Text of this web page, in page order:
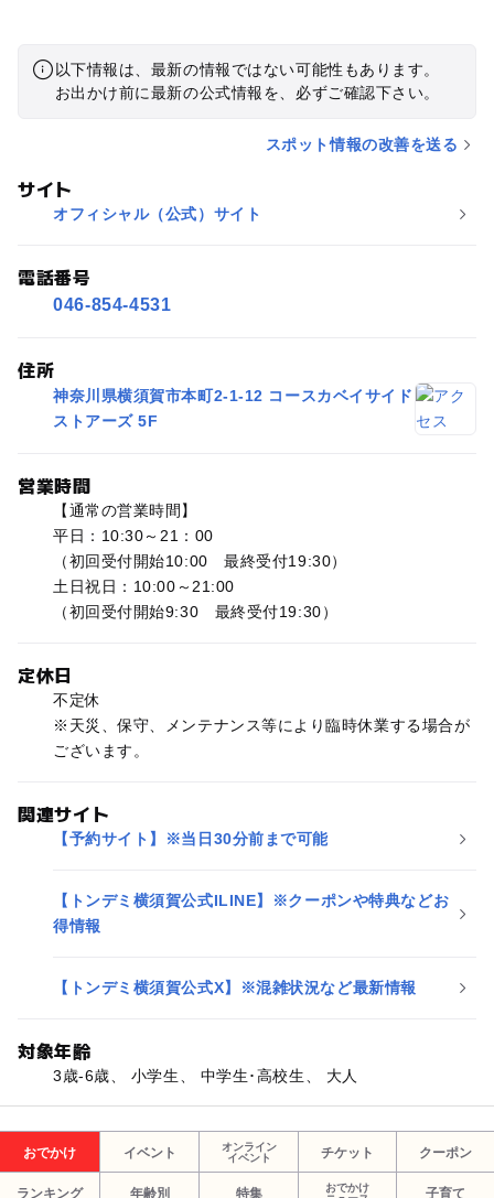
以下情報は、最新の情報ではない可能性もあります。
お出かけ前に最新の公式情報を、必ずご確認下さい。
スポット情報の改善を送る
サイト
オフィシャル（公式）サイト
電話番号
046-854-4531
住所
神奈川県横須賀市本町2-1-12 コースカベイサイド
ストアーズ 5F
営業時間
【通常の営業時間】
平日：10:30～21：00
（初回受付開始10:00 最終受付19:30）
土日祝日：10:00～21:00
（初回受付開始9:30 最終受付19:30）
定休日
不定休
※天災、保守、メンテナンス等により臨時休業する場合が
ございます。
関連サイト
【予約サイト】※当日30分前まで可能
【トンデミ横須賀公式ILINE】※クーポンや特典などお
得情報
【トンデミ横須賀公式X】※混雑状況など最新情報
対象年齢
3歳-6歳、 小学生、 中学生･高校生、 大人
おでかけ イベント
オンライン
イベント
チケット クーポン
ランキング 年齢別 特集
おでかけ
子育て